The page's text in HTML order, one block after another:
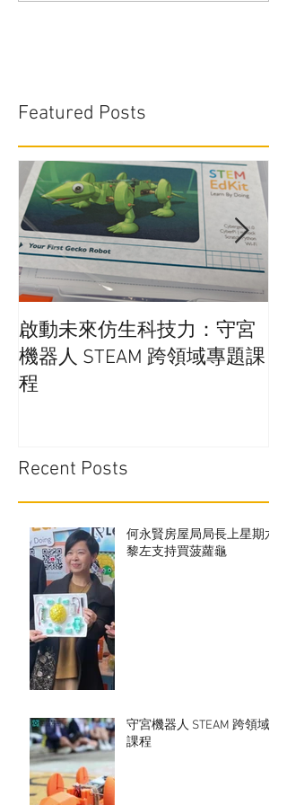
Featured Posts
啟動未來仿生科技力：守宮
機器人 STEAM 跨領域專題課
程
Recent Posts
何永賢房屋局局長上星期六
黎左支持買菠蘿龜
守宮機器人 STEAM 跨領域
課程